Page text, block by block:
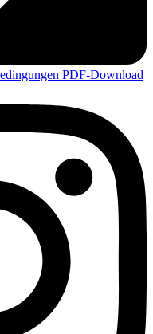
PDF-Download